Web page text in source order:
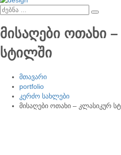
მისაღები ოთახი
სტილში
მთავარი
portfolio
კერძო სახლები
მისაღები ოთახი – კლასიკურ